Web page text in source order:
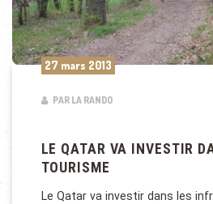
27 mars 2013
PAR LA RANDO
LE QATAR VA INVESTIR
TOURISME
Le Qatar va investir dans les